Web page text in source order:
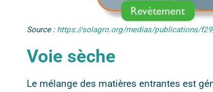
Source : https://solagro.org/medias/publications/
Voie sèche
Le mélange des matières entrantes est